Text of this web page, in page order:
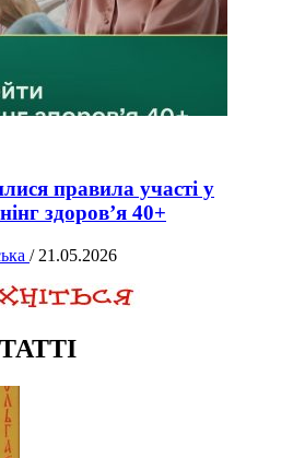
правила участі у
здоров’я 40+
/ 21.05.2026